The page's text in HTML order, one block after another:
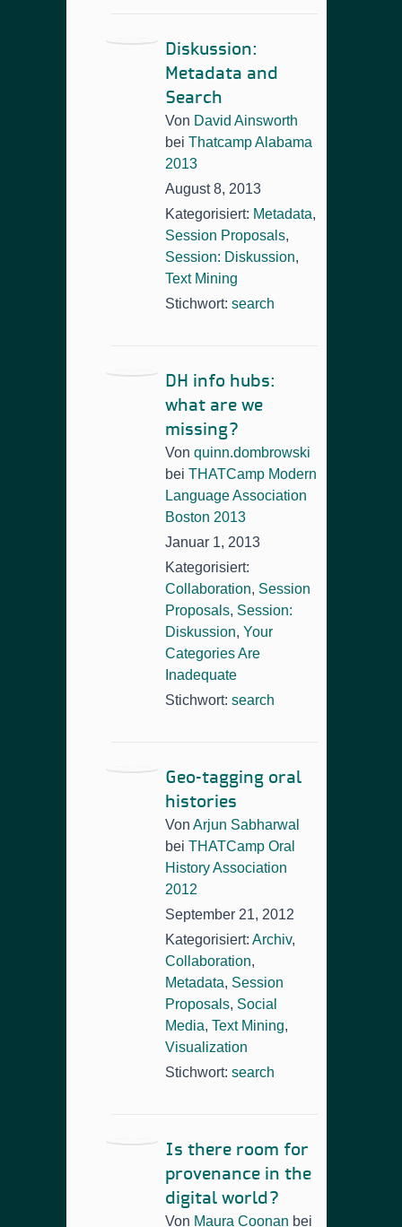
Diskussion:
Metadata and
Search
Von David Ainsworth
bei Thatcamp Alabama
2013
August 8, 2013
Kategorisiert: Metadata,
Session Proposals,
Session: Diskussion,
Text Mining
Stichwort: search
DH info hubs:
what are we
missing?
Von quinn.dombrowski
bei THATCamp Modern
Language Association
Boston 2013
Januar 1, 2013
Kategorisiert:
Collaboration, Session
Proposals, Session:
Diskussion, Your
Categories Are
Inadequate
Stichwort: search
Geo-tagging oral
histories
Von Arjun Sabharwal
bei THATCamp Oral
History Association
2012
September 21, 2012
Kategorisiert: Archiv,
Collaboration,
Metadata, Session
Proposals, Social
Media, Text Mining,
Visualization
Stichwort: search
Is there room for
provenance in the
digital world?
Von Maura Coonan bei